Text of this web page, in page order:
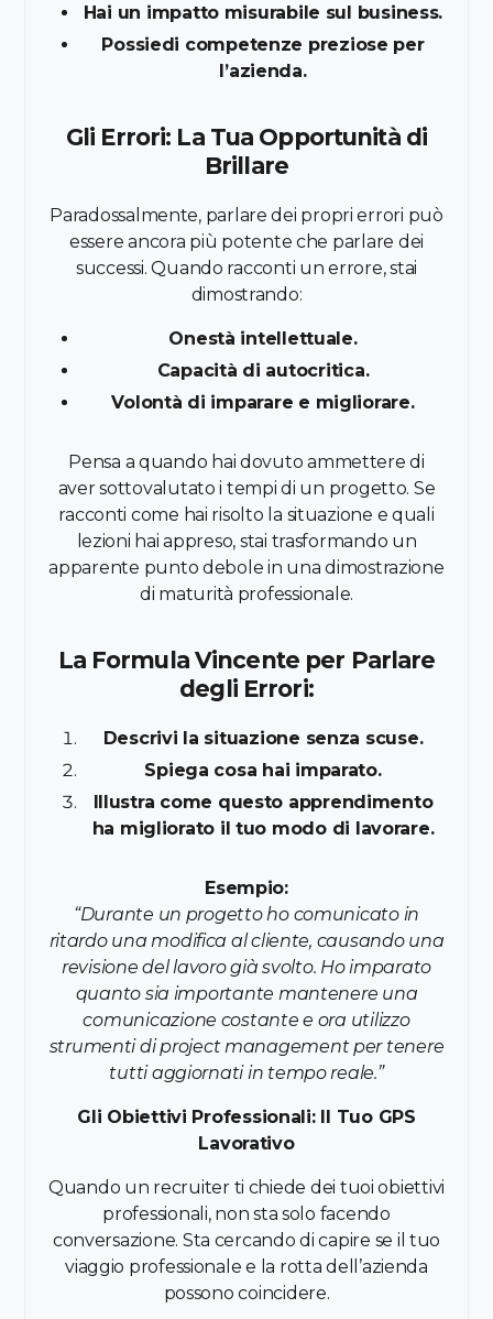
Hai un impatto misurabile sul business.
Possiedi competenze preziose per
l’azienda.
Gli Errori: La Tua Opportunità di
Brillare
Paradossalmente, parlare dei propri errori può
essere ancora più potente che parlare dei
successi. Quando racconti un errore, stai
dimostrando:
Onestà intellettuale.
Capacità di autocritica.
Volontà di imparare e migliorare.
Pensa a quando hai dovuto ammettere di
aver sottovalutato i tempi di un progetto. Se
racconti come hai risolto la situazione e quali
lezioni hai appreso, stai trasformando un
apparente punto debole in una dimostrazione
di maturità professionale.
La Formula Vincente per Parlare
degli Errori:
Descrivi la situazione senza scuse.
Spiega cosa hai imparato.
Illustra come questo apprendimento
ha migliorato il tuo modo di lavorare.
Esempio:
“Durante un progetto ho comunicato in
ritardo una modifica al cliente, causando una
revisione del lavoro già svolto. Ho imparato
quanto sia importante mantenere una
comunicazione costante e ora utilizzo
strumenti di project management per tenere
tutti aggiornati in tempo reale.”
Gli Obiettivi Professionali: Il Tuo GPS
Lavorativo
Quando un recruiter ti chiede dei tuoi obiettivi
professionali, non sta solo facendo
conversazione. Sta cercando di capire se il tuo
viaggio professionale e la rotta dell’azienda
possono coincidere.